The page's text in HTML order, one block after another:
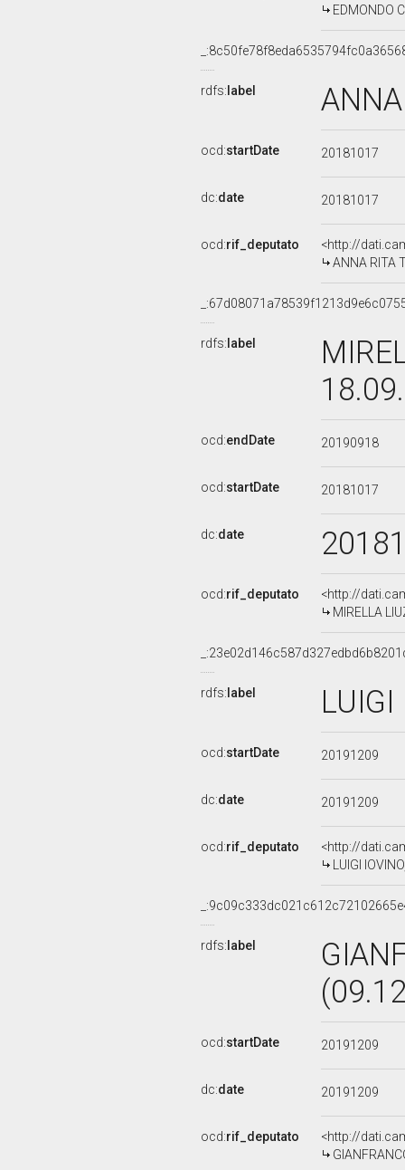
EDMONDO
rdfs: label
ocd:startDate 20181017
dc:date 20181017
ocd:rif_deputato
<http://
ANNA RITA
rdfs: label
ocd:endDate 20190918
ocd:startDate 20181017
dc:date
ocd:rif_deputato
<http://
MIRELLA
rdfs: label
ocd:startDate 20191209
dc:date 20191209
ocd:rif_deputato
<http://
LUIGI
rdfs: label
ocd:startDate 20191209
dc:date 20191209
ocd:rif_deputato
<http://